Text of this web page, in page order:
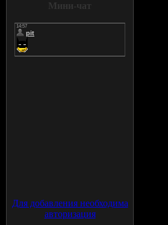
Мини-чат
Для добавления необходима
авторизация